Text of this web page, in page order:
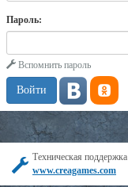
Пароль:
Вспомнить пароль
Техническая поддержка
www.creagames.com